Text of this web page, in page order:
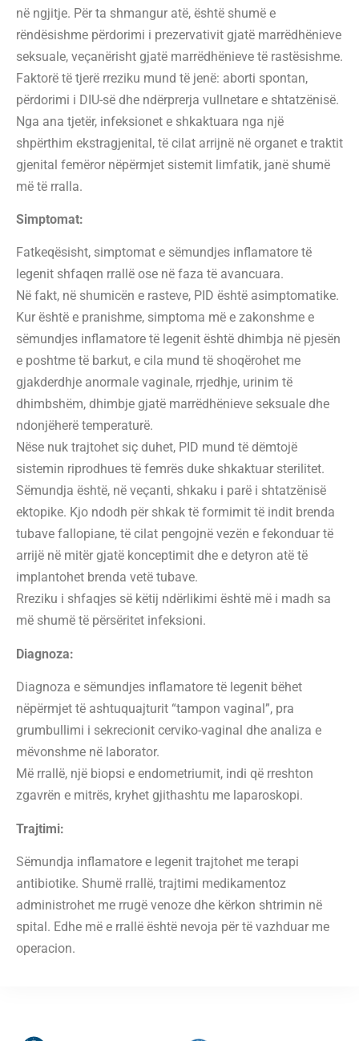
në ngjitje. Për ta shmangur atë, është shumë e
rëndësishme përdorimi i prezervativit gjatë marrëdhënieve
seksuale, veçanërisht gjatë marrëdhënieve të rastësishme.
Faktorë të tjerë rreziku mund të jenë: aborti spontan,
përdorimi i DIU-së dhe ndërprerja vullnetare e shtatzënisë.
Nga ana tjetër, infeksionet e shkaktuara nga një
shpërthim ekstragjenital, të cilat arrijnë në organet e traktit
gjenital femëror nëpërmjet sistemit limfatik, janë shumë
më të rralla.
Simptomat:
Fatkeqësisht, simptomat e sëmundjes inflamatore të
legenit shfaqen rrallë ose në faza të avancuara.
Në fakt, në shumicën e rasteve, PID është asimptomatike.
Kur është e pranishme, simptoma më e zakonshme e
sëmundjes inflamatore të legenit është dhimbja në pjesën
e poshtme të barkut, e cila mund të shoqërohet me
gjakderdhje anormale vaginale, rrjedhje, urinim të
dhimbshëm, dhimbje gjatë marrëdhënieve seksuale dhe
ndonjëherë temperaturë.
Nëse nuk trajtohet siç duhet, PID mund të dëmtojë
sistemin riprodhues të femrës duke shkaktuar sterilitet.
Sëmundja është, në veçanti, shkaku i parë i shtatzënisë
ektopike. Kjo ndodh për shkak të formimit të indit brenda
tubave fallopiane, të cilat pengojnë vezën e fekonduar të
arrijë në mitër gjatë konceptimit dhe e detyron atë të
implantohet brenda vetë tubave.
Rreziku i shfaqjes së këtij ndërlikimi është më i madh sa
më shumë të përsëritet infeksioni.
Diagnoza:
Diagnoza e sëmundjes inflamatore të legenit bëhet
nëpërmjet të ashtuquajturit “tampon vaginal”, pra
grumbullimi i sekrecionit cerviko-vaginal dhe analiza e
mëvonshme në laborator.
Më rrallë, një biopsi e endometriumit, indi që rreshton
zgavrën e mitrës, kryhet gjithashtu me laparoskopi.
Trajtimi:
Sëmundja inflamatore e legenit trajtohet me terapi
antibiotike. Shumë rrallë, trajtimi medikamentoz
administrohet me rrugë venoze dhe kërkon shtrimin në
spital. Edhe më e rrallë është nevoja për të vazhduar me
operacion.